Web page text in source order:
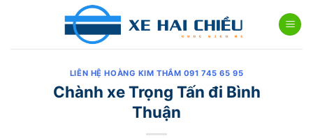
LIÊN HỆ HOÀNG KIM THẮM 091 745 65 95
Chành xe Trọng Tấn đi Bình
Thuận